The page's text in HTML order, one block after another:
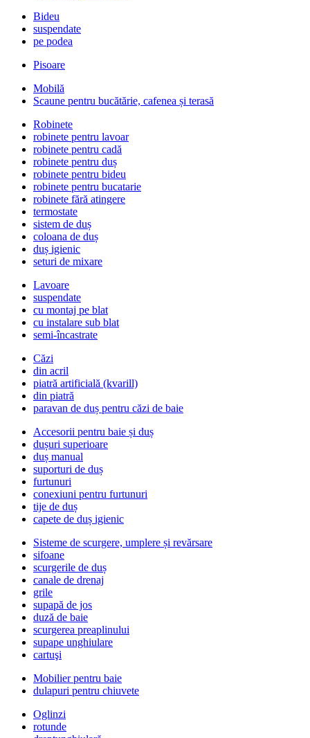
Bideu
suspendate
pe podea
Pisoare
Mobilă
Scaune pentru bucătărie, cafenea și terasă
Robinete
robinete pentru lavoar
robinete pentru cadă
robinete pentru duș
robinete pentru bideu
robinete pentru bucatarie
robinete fără atingere
termostate
sistem de duș
coloana de duș
duș igienic
seturi de mixare
Lavoare
suspendate
cu montaj pe blat
cu instalare sub blat
semi-încastrate
Căzi
din acril
piatră artificială (kvarill)
din piatră
paravan de duș pentru căzi de baie
Accesorii pentru baie și duș
dușuri superioare
duș manual
suporturi de duș
furtunuri
conexiuni pentru furtunuri
tije de duș
capete de duș igienic
Sisteme de scurgere, umplere și revărsare
sifoane
scurgerile de duș
canale de drenaj
grile
supapă de jos
duză de baie
scurgerea preaplinului
supape unghiulare
cartuşi
Mobilier pentru baie
dulapuri pentru chiuvete
Oglinzi
rotunde